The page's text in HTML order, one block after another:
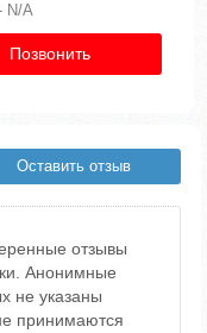
N/A
Позвонить
Оставить отзыв
отзывы
Анонимные
не указаны
принимаются